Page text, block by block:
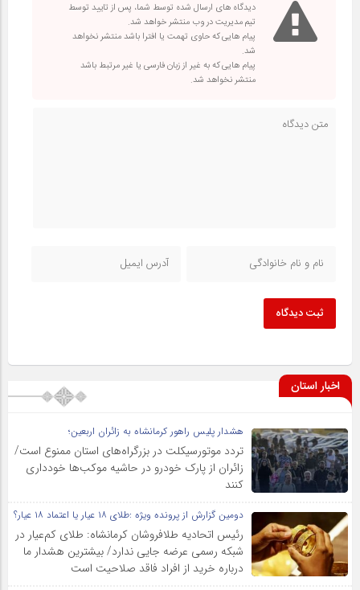
دیدگاه های ارسال شده توسط شما، پس از تایید توسط
تیم مدیریت در وب منتشر خواهد شد.
پیام هایی که حاوی تهمت یا افترا باشد منتشر نخواهد
شد.
پیام هایی که به غیر از زبان فارسی یا غیر مرتبط باشد
منتشر نخواهد شد.
ثبت دیدگاه
اخبار استان
هشدار پلیس راهور کرمانشاه به زائران اربعین؛
تردد موتورسیکلت در بزرگراه‌های استان ممنوع است/
زائران از پارک خودرو در حاشیه موکب‌ها خودداری
کنند
دومین گزارش از پرونده ویژه :طلای ۱۸ عیار یا اعتماد ۱۸ عیار؟
رئیس اتحادیه طلافروشان کرمانشاه: طلای کم‌عیار در
شبکه رسمی عرضه جایی ندارد/ بیشترین هشدار ما
درباره خرید از افراد فاقد صلاحیت است